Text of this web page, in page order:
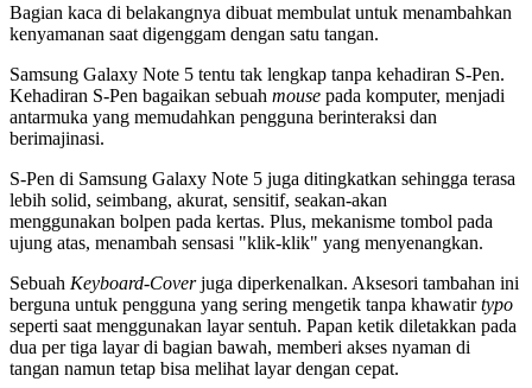
Bagian kaca di belakangnya dibuat membulat untuk menambahkan
kenyamanan saat digenggam dengan satu tangan.
Samsung Galaxy Note 5 tentu tak lengkap tanpa kehadiran S-Pen.
Kehadiran S-Pen bagaikan sebuah mouse pada komputer, menjadi
antarmuka yang memudahkan pengguna berinteraksi dan
berimajinasi.
S-Pen di Samsung Galaxy Note 5 juga ditingkatkan sehingga terasa
lebih solid, seimbang, akurat, sensitif, seakan-akan
menggunakan bolpen pada kertas. Plus, mekanisme tombol pada
ujung atas, menambah sensasi "klik-klik" yang menyenangkan.
Sebuah Keyboard-Coverjuga diperkenalkan. Aksesori tambahan ini
berguna untuk pengguna yang sering mengetik tanpa khawatirtypo
seperti saat menggunakan layar sentuh. Papan ketik diletakkan pada
dua per tiga layar di bagian bawah, memberi akses nyaman di
tangan namun tetap bisa melihat layar dengan cepat.